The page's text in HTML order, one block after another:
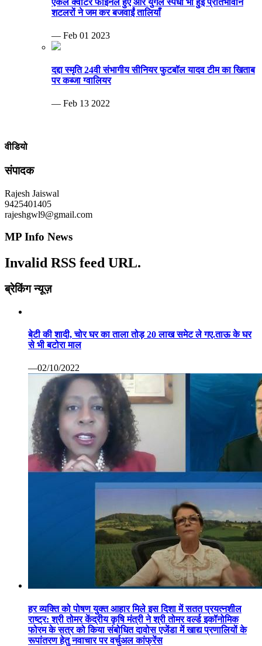
शटलरों ने जम कर बजवाईं तालियाँ
— Feb 01 2023
दद्दा स्मृति 24वी संभागीय सीनियर फुटबॉल यादव टीम का खिताब
पर कब्जा ग्वालियर
— Feb 13 2022
वीडियो
संपादक
Rajesh Jaiswal
9425401405
rajeshgwl9@gmail.com
MP Info News
Invalid RSS feed URL.
ब्रेकिंग न्यूज़
बेटी की शादी, चोर घर का ताला तोड़ 20 लाख समेट ले गए.ताऊ के घर
से भी बटोरा माल
—02/10/2022
हर व्यक्ति को पोषण युक्त आहार मिले इस दिशा में सतत प्रयत्नशील
राष्ट्र: श्री तोमर केंद्रीय कृषि मंत्री ने श्री तोमर वर्ल्ड इकॉनोमिक
फोरम के सत्र को किया संबोधित दावोस एजेंडा में खाद्य प्रणालियों के
रूपांतरण हेतु नवाचार पर वर्चुअल कांफ्रेंस